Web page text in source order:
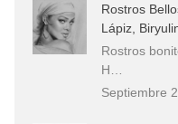
Rostros
Lápiz,
Rostros
H…
Septiembre